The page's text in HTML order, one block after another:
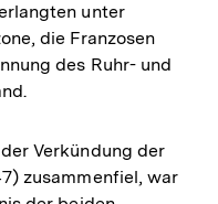
unter
die Franzosen
des Ruhr- und
Verkündung der
zusammenfiel, war